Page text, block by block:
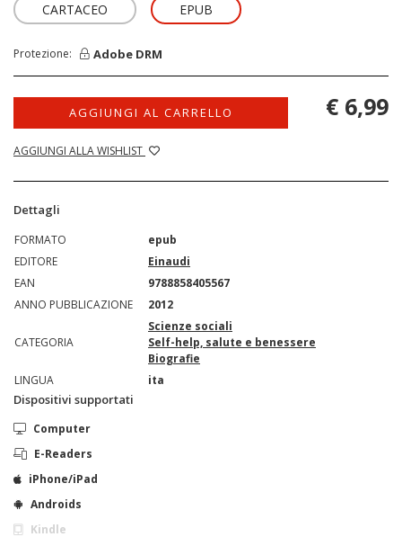
CARTACEO EPUB
Protezione: Adobe DRM
AGGIUNGI AL CARRELLO
AGGIUNGI ALLA WISHLIST
€ 6,99
Dettagli
FORMATO
epub
EDITORE
Einaudi
EAN
9788858405567
ANNO PUBBLICAZIONE
2012
CATEGORIA
Scienze sociali
Self-help, salute e benessere
Biografie
LINGUA
ita
Dispositivi supportati
Computer
E-Readers
iPhone/iPad
Androids
Kindle